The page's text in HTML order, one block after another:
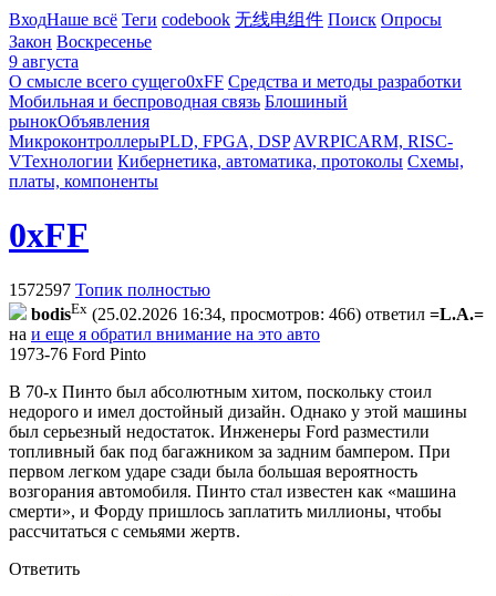
ВходНаше всё Теги codebook 无线电组件 Поиск Опросы
Закон Воскресенье
9 августа
О смысле всего сущего0xFF Средства и методы разработки
Мобильная и беспроводная связь Блошиный
рынокОбъявления
МикроконтроллерыPLD, FPGA, DSP AVRPICARM, RISC-
VТехнологии Кибернетика, автоматика, протоколы Схемы,
платы, компоненты
0xFF
1572597 Топик полностью
bodisEx (25.02.2026 16:34, просмотров: 466) ответил =L.A.=
на и еще я обратил внимание на это авто
1973-76 Ford Pinto
В 70-х Пинто был абсолютным хитом, поскольку стоил
недорого и имел достойный дизайн. Однако у этой машины
был серьезный недостаток. Инженеры Ford разместили
топливный бак под багажником за задним бампером. При
первом легком ударе сзади была большая вероятность
возгорания автомобиля. Пинто стал известен как «машина
смерти», и Форду пришлось заплатить миллионы, чтобы
рассчитаться с семьями жертв.
Ответить